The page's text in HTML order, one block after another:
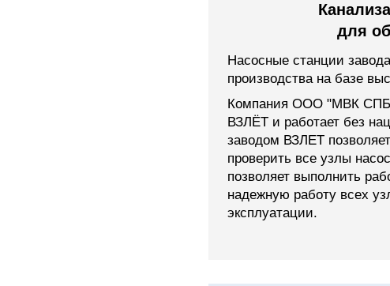
для
Насосные станции
производства на базе
Компания ООО "МВК
ВЗЛЁТ и работает без
заводом ВЗЛЕТ
проверить все узлы
позволяет выполнить
надежную работу всех
эксплуатации.